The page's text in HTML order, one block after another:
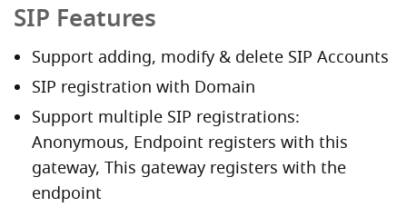
SIP Features
Support adding, modify & delete SIP Accounts
SIP registration with Domain
Support multiple SIP registrations:
Anonymous, Endpoint registers with this
gateway, This gateway registers with the
endpoint